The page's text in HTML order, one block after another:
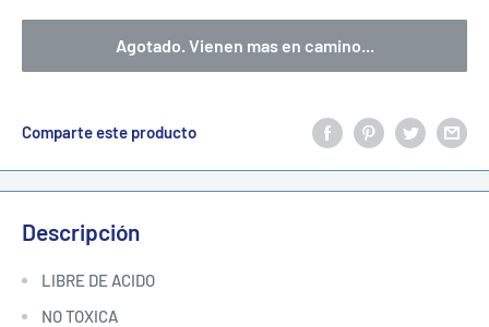
Agotado. Vienen mas en camino...
Comparte este producto
Descripción
LIBRE DE ACIDO
NO TOXICA